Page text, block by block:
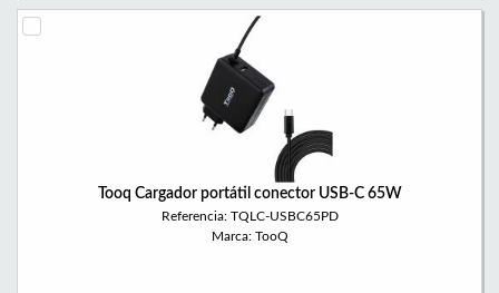
Tooq Cargador portátil conector USB-C 65W
Referencia: TQLC-USBC65PD
Marca: TooQ